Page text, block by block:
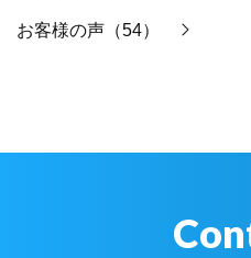
お客様の声（54）